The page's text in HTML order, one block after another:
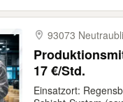
93073
17 €/Std.
Einsatzort: